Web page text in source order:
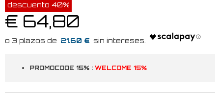
descuento 40%
€ 64,80
21.60 €
PROMOCODE 15% : WELCOME 15%